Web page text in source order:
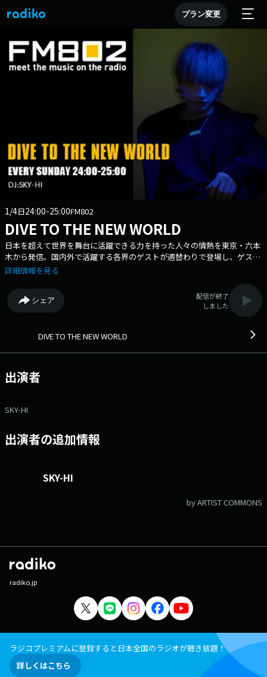
プラン変更
1/4日24:00-25:00FM802
DIVE TO THE NEW WORLD
日本を超えて世界を舞台に活躍できる力を持った人々の情熱を東京・六本
木から発信。国内外で活躍する各界のゲストが週替わりで登場し、ゲスト
が成し遂げた偉業の数々や、その原動力に迫ります。 ⇒番組HPはコチ
「@fm802_pr」 ⇒facebookページはコチラ
詳細情報を見る
シェア
配信が終了
しました
DIVE TO THE NEW WORLD
出演者
SKY-HI
出演者の追加情報
SKY-HI
by ARTIST COMMONS
radiko.jp
ラジコプレミアムに登録すると日本全国のラジオが聴き放題！
詳しくはこちら